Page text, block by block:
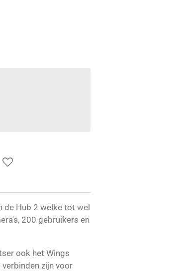
de Hub 2 welke tot wel
200 gebruikers en
ook het Wings
zijn voor